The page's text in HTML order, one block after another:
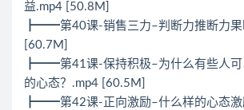
益.mp4 [50.8M]
┣━━第40课-销售三力–判断力推断力果
[60.7M]
┣━━第41课-保持积极–为什么有些人可
的心态？.mp4 [60.5M]
┣━━第42课-正向激励–什么样的心态激